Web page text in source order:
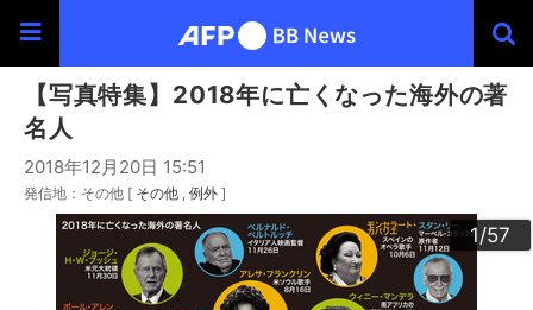
【写真特集】2018年に亡くなった海外の著
名人
2018年12月20日 15:51
発信地：その他 [ その他 例外 ]
1/57
2/57
3/57
4/57
5/57
6/57
7/57
8/57
9/57
10/57
11/57
12/57
13/57
14/57
15/57
16/57
17/57
18/57
19/57
20/57
21/57
22/57
23/57
24/57
25/57
26/57
27/57
28/57
29/57
30/57
31/57
32/57
33/57
34/57
35/57
36/57
37/57
38/57
39/57
40/57
41/57
42/57
43/57
44/57
45/57
46/57
47/57
48/57
49/57
50/57
51/57
52/57
53/57
54/57
55/57
56/57
57/57